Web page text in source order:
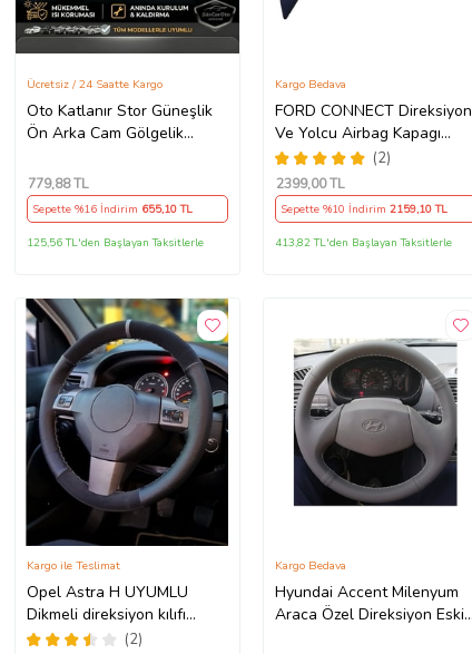
Oto Katlanır Stor Güneşlik
Ön Arka Cam Gölgelik
Güneş Koruyucu Araba Suv
Ücretsiz / 24 Saatte Kargo
779,88 TL
Sepette %16 İndirim 655,10 TL
125,56 TL'den Başlayan Taksitlerle
FORD CONNECT Direksiyon
Ve Yolcu Airbag Kapagı
Takım (2009-2014) İthal
Üretim
(2)
Kargo Bedava
2399,00 TL
Sepette %10 İndirim 2159,10 TL
413,82 TL'den Başlayan Taksitlerle
Opel Astra H UYUMLU
Dikmeli direksiyon kılıfı
noktalı alkantra gri yüzüklü (
(2)
Kargo ile Teslimat
Hyundai Accent Milenyum
Araca Özel Direksiyon Eski
Kargo Bedava